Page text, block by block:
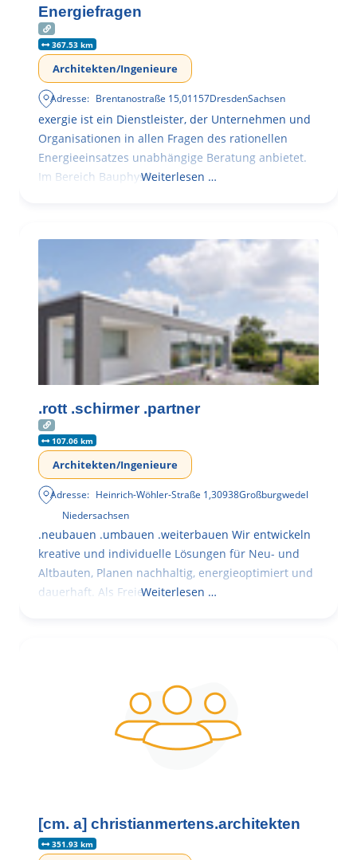
Energiefragen
367.53 km
Architekten/Ingenieure
Adresse: Brentanostraße 15,01157DresdenSachsen
exergie ist ein Dienstleister, der Unternehmen und
Organisationen in allen Fragen des rationellen
Energieeinsatzes unabhängige Beratung anbietet.
Im Bereich BauphysikWeiterlesen …
.rott .schirmer .partner
107.06 km
Architekten/Ingenieure
Adresse: Heinrich-Wöhler-Straße 1,30938Großburgwedel
Niedersachsen
.neubauen .umbauen .weiterbauen Wir entwickeln
kreative und individuelle Lösungen für Neu- und
Altbauten, Planen nachhaltig, energieoptimiert und
dauerhaft. Als FreieWeiterlesen …
[cm. a] christianmertens.architekten
351.93 km